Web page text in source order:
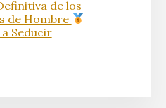
de los
de Hombre
Seducir